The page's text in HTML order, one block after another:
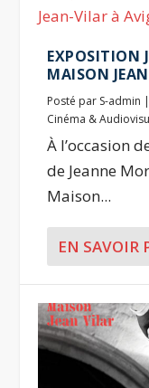
EXPOSITION
MAISON
Posté par S-admin |
Cinéma &
À l’occasion
de Jeanne
Maison...
EN SAVOIR